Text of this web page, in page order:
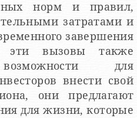
норм и правил,
затратами и
завершения
эти вызовы также
для
внести свой
они предлагают
для жизни, которые